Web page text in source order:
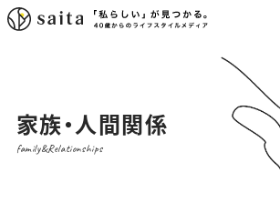
家族・人間関係
family&Relationships